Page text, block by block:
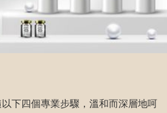
下四個專業步驟，溫和而深層地呵